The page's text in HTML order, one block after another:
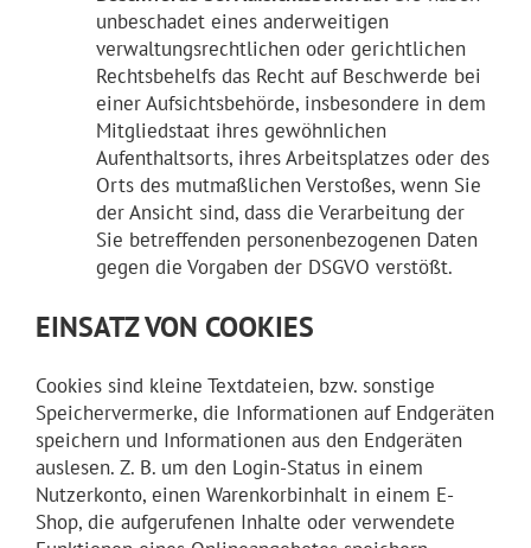
unbeschadet eines anderweitigen
verwaltungsrechtlichen oder gerichtlichen
Rechtsbehelfs das Recht auf Beschwerde bei
einer Aufsichtsbehörde, insbesondere in dem
Mitgliedstaat ihres gewöhnlichen
Aufenthaltsorts, ihres Arbeitsplatzes oder des
Orts des mutmaßlichen Verstoßes, wenn Sie
der Ansicht sind, dass die Verarbeitung der
Sie betreffenden personenbezogenen Daten
gegen die Vorgaben der DSGVO verstößt.
EINSATZ VON COOKIES
Cookies sind kleine Textdateien, bzw. sonstige
Speichervermerke, die Informationen auf Endgeräten
speichern und Informationen aus den Endgeräten
auslesen. Z. B. um den Login-Status in einem
Nutzerkonto, einen Warenkorbinhalt in einem E-
Shop, die aufgerufenen Inhalte oder verwendete